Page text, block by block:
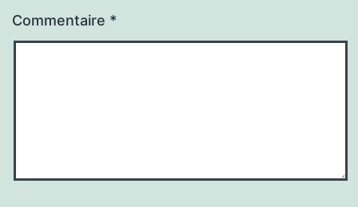
Commentaire *